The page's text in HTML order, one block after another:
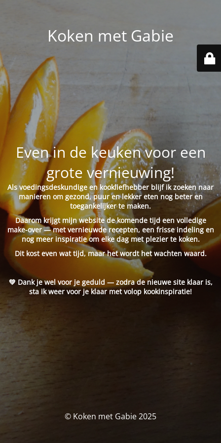
Koken met Gabie
Even in de keuken voor een
grote vernieuwing!
Als voedingsdeskundige en kookliefhebber blijf ik zoeken naar
manieren om gezond, puur en lekker eten nog beter en
toegankelijker te maken.
Daarom krijgt mijn website de komende tijd een volledige
make-over — met vernieuwde recepten, een frisse indeling en
nog meer inspiratie om elke dag met plezier te koken.
Dit kost even wat tijd, maar het wordt het wachten waard.
💚 Dank je wel voor je geduld — zodra de nieuwe site klaar is,
sta ik weer voor je klaar met volop kookinspiratie!
© Koken met Gabie 2025